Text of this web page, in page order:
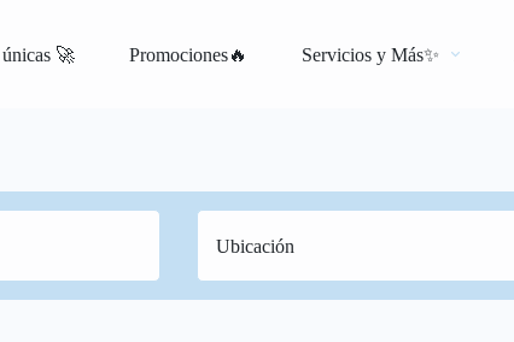
🚀 Promociones🔥 Servicios y Más✨